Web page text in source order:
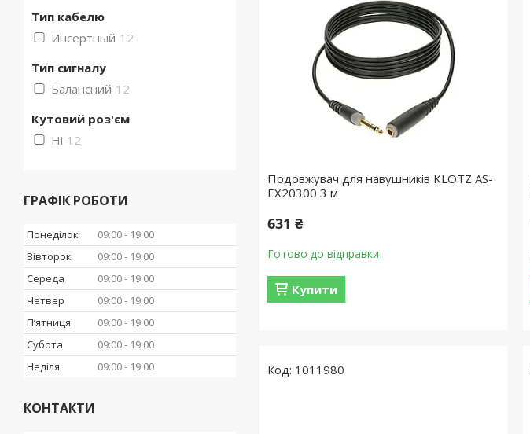
Подовжувач для навушників KLOTZ AS-
EX20300 3 м
631 ₴
Готово до відправки
Купити
1011980
Тип кабелю
Инсертный 12
Тип сигналу
Балансний 12
Кутовий роз'єм
Ні 12
ГРАФІК РОБОТИ
Понеділок 09:00
19:00
Вівторок
09:00
19:00
Середа
09:00
19:00
Четвер
09:00
19:00
Пʼятниця
09:00
19:00
Субота
09:00
19:00
Неділя
09:00 19:00
КОНТАКТИ